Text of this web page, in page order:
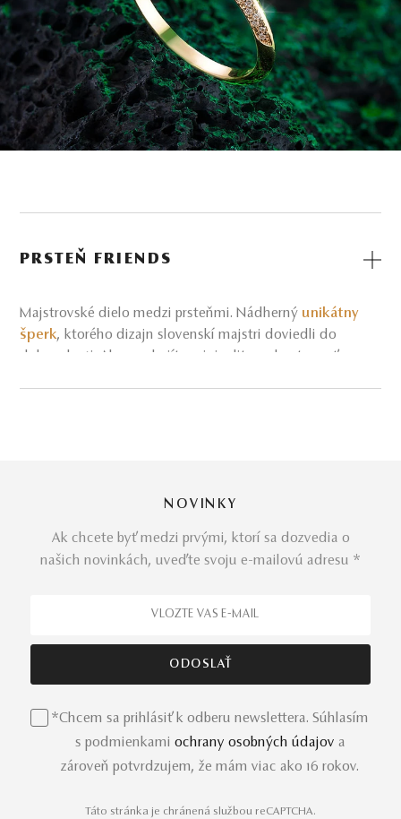
PRSTEŇ FRIENDS
Majstrovské dielo medzi prsteňmi. Nádherný unikátny
šperk, ktorého dizajn slovenskí majstri doviedli do
dokonalosti. Ak sa nebojíte originality a chcete mať na
prírodné materiály. Biele zlato, čierny diamant a číry
drahokam vás oslepia svojou jedinečnosťou. Ohromujúce
prepojenie kontrastných farieb drahokamovje v
prsteň Friends s gráciou, aká mu právom prináleží.
Jednoducho buďte sama sebou a nechajte sa ovládnuť
čarom neodolateľného šperku.
NOVINKY
Ak chcete byť medzi prvými, ktorí sa dozvedia o
našich novinkách, uveďte svoju e-mailovú adresu *
*Chcem sa prihlásiť k odberu newslettera. Súhlasím
s podmienkami ochrany osobných údajov a
zároveň potvrdzujem, že mám viac ako 16 rokov.
Táto stránka je chránená službou reCAPTCHA.